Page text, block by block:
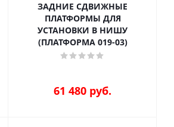
ЗАДНИЕ СДВИЖНЫЕ
ПЛАТФОРМЫ ДЛЯ
УСТАНОВКИ В НИШУ
(ПЛАТФОРМА 019-03)
61 480 руб.